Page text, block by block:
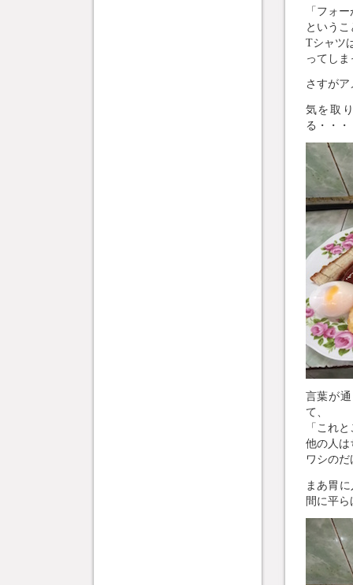
「フォ
という
Tシャツ
ってし
さすが
気を取
る・・・
言葉が
て、
「これ
他の人は
ワシの
まあ胃
間に平